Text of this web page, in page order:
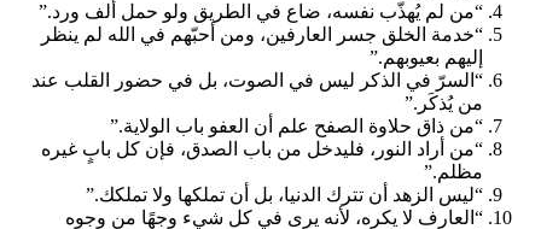
“من لم يُهذّب نفسه، ضاع في الطريق ولو حمل ألف ورد.”
“خدمة الخلق جسر العارفين، ومن أحبّهم في الله لم ينظر
إليهم بعيوبهم.”
“السرّ في الذكر ليس في الصوت، بل في حضور القلب عند
من يُذكَر.”
“من ذاق حلاوة الصفح علم أن العفو باب الولاية.”
“من أراد النور، فليدخل من باب الصدق، فإن كل بابٍ غيره
مظلم.”
“ليس الزهد أن تترك الدنيا، بل أن تملكها ولا تملكك.”
“العارف لا يكره، لأنه يرى في كل شيء وجهًا من وجوه